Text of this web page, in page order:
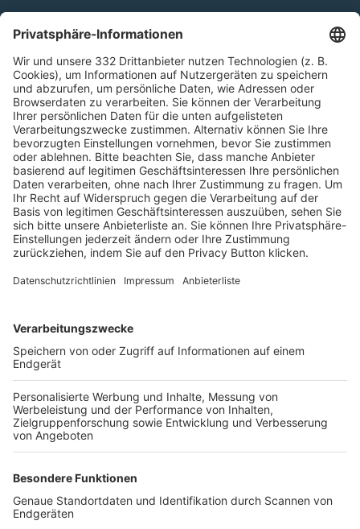
Kontakt
HÄUFIG BESUCHTE SEITEN
Pässe und Vereinswechsel
Trainerausbildung
Schulungsangebot Vereinsmitarbeiter
BFV-Geschäftsstellen
Trainerbörse
Login SpielPlus
FOLGE DEM BFV
TOP-VEREINE
TOP-PARTNER